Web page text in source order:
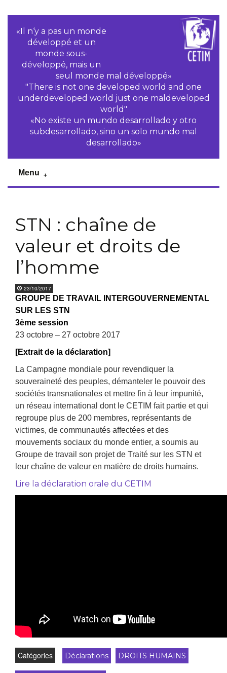
«Il n‘y a pas un monde
développé et un
monde sous-
développé, mais un
seul monde mal développé»
"There is not one developed world and one
underdeveloped world just one maldeveloped
world"
«No existe un mundo desarrollado y otro
subdesarrollado, sino un solo mundo mal
desarrollado»
Menu
STN : chaîne de
valeur et droits de
l’homme
23/10/2017
GROUPE DE TRAVAIL INTERGOUVERNEMENTAL
SUR LES STN
3ème session
23 octobre – 27 octobre 2017
[Extrait de la déclaration]
La Campagne mondiale pour revendiquer la
souveraineté des peuples, démanteler le pouvoir des
sociétés transnationales et mettre fin à leur impunité,
un réseau international dont le CETIM fait partie et qui
regroupe plus de 200 membres, représentants de
victimes, de communautés affectées et des
mouvements sociaux du monde entier, a soumis au
Groupe de travail son projet de Traité sur les STN et
leur chaîne de valeur en matière de droits humains.
Lire la déclaration orale du CETIM
Catégories Déclarations DROITS HUMAINS